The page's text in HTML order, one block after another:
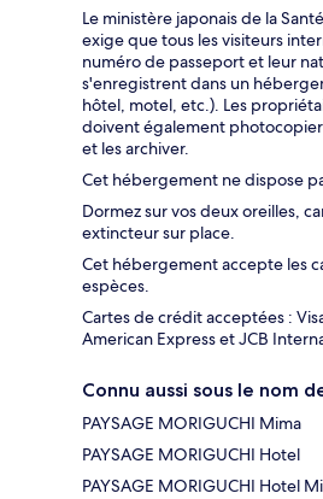
Le ministère japonais de la
exige que tous les visiteurs
numéro de passeport et leur
s'enregistrent dans un
hôtel, motel, etc.). Les
doivent également
et les archiver.
Cet hébergement ne dispose
Dormez sur vos deux oreilles,
extincteur sur place.
Cet hébergement accepte les
espèces.
Cartes de crédit acceptées :
American Express et JCB
Connu aussi sous le nom
PAYSAGE MORIGUCHI Mima
PAYSAGE MORIGUCHI Hotel
PAYSAGE MORIGUCHI Hotel